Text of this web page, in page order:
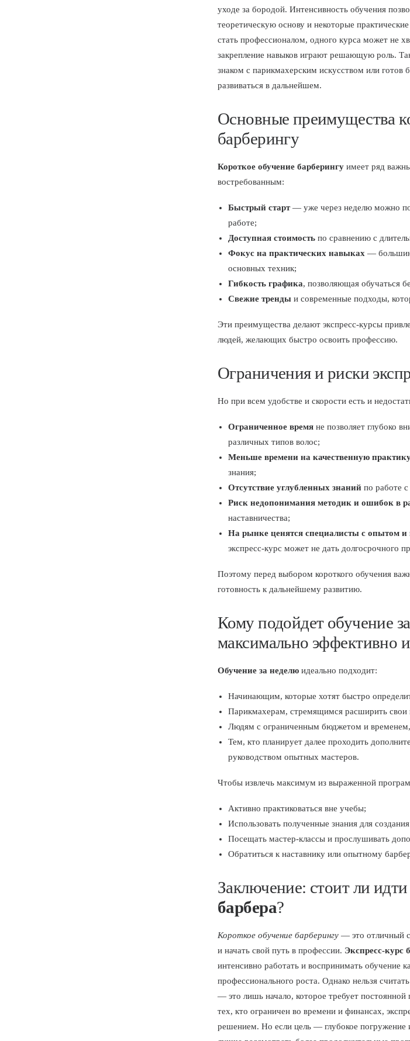
уходе за бородой. Интенсивность обучения
теоретическую основу и некоторые
стать профессионалом, одного курса может не
закрепление навыков играют решающую роль.
знаком с парикмахерским искусством или готов
развиваться в дальнейшем.
Основные преимущества
барберингу
Короткое обучение барберингу имеет ряд
востребованным:
Быстрый старт— уже через неделю можно
работе;
Доступная стоимость по сравнению с
Фокус на практических навыках —
основных техник;
Гибкость графика, позволяющая обучаться
Свежие тренды и современные подходы,
Эти преимущества делают экспресс-курсы
людей, желающих быстро освоить профессию.
Ограничения и риски
Но при всем удобстве и скорости есть и
Ограниченное время не позволяет глубоко
различных типов волос;
Меньше времени на качественную
знания;
Отсутствие углубленных знаний по работе
Риск недопонимания методик и ошибок в
наставничества;
На рынке ценятся специалисты с опытом и
экспресс-курс может не дать долгосрочного
Поэтому перед выбором короткого обучения
готовность к дальнейшему развитию.
Кому подойдет обучение
максимально эффективно
Обучение за неделю идеально подходит:
Начинающим, которые хотят быстро
Парикмахерам, стремящимся расширить свои
Людям с ограниченным бюджетом и
Тем, кто планирует далее проходить
руководством опытных мастеров.
Чтобы извлечь максимум из выраженной
Активно практиковаться вне учебы;
Использовать полученные знания для
Посещать мастер-классы и прослушивать
Обратиться к наставнику или опытному
Заключение: стоит ли
барбера?
Короткое обучение барберингу — это отличный
и начать свой путь в профессии. Экспресс-курс
интенсивно работать и воспринимать обучение
профессионального роста. Однако нельзя
— это лишь начало, которое требует
тех, кто ограничен во времени и финансах,
решением. Но если цель — глубокое погружение